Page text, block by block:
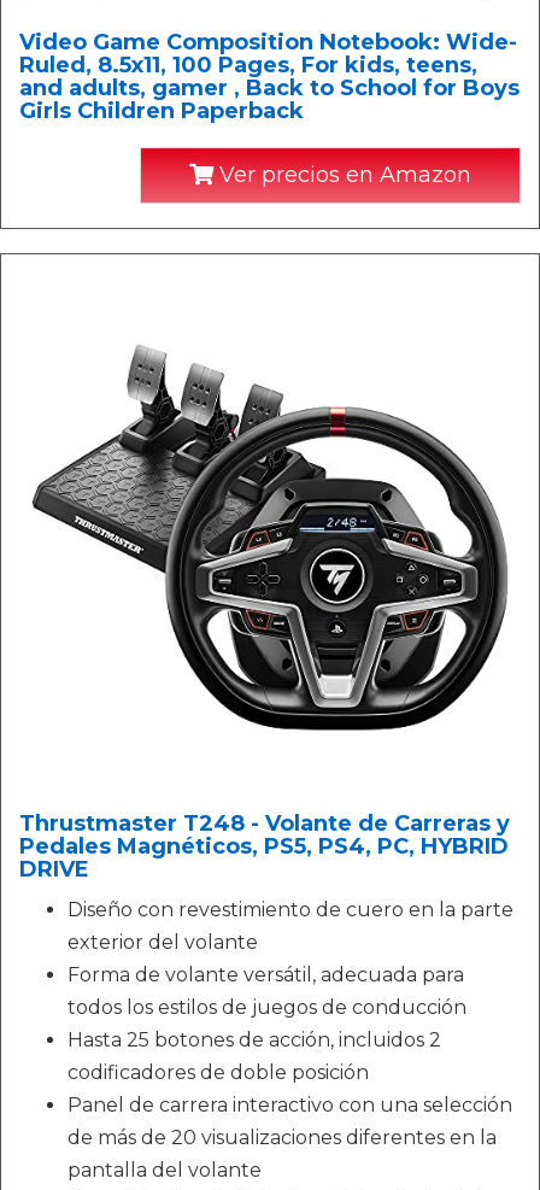
Video Game Composition Notebook: Wide-
Ruled, 8.5x11, 100 Pages, For kids, teens,
and adults, gamer , Back to School for Boys
Girls Children Paperback
Ver precios en Amazon
Thrustmaster T248 - Volante de Carreras y
Pedales Magnéticos, PS5, PS4, PC, HYBRID
DRIVE
Diseño con revestimiento de cuero en la parte
exterior del volante
Forma de volante versátil, adecuada para
todos los estilos de juegos de conducción
Hasta 25 botones de acción, incluidos 2
codificadores de doble posición
Panel de carrera interactivo con una selección
de más de 20 visualizaciones diferentes en la
pantalla del volante